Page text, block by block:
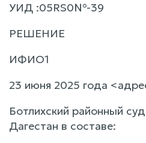
УИД :05RS0№-39
РЕШЕНИЕ
ИФИО1
23 июня 2025 года
Ботлихский районный
Дагестан в составе: